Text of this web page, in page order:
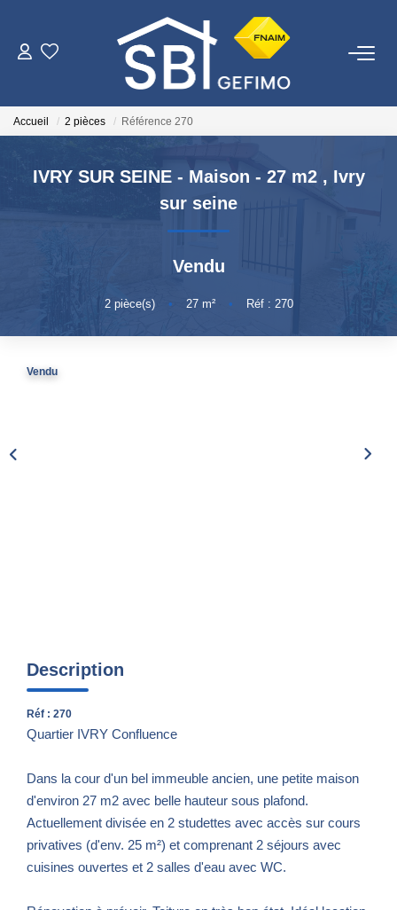
ACHETER
ESTIMER
NOTRE AGENCE
Accueil 2 pièces Référence 270
IVRY SUR SEINE - Maison - 27 m2 , Ivry
sur seine
Vendu
2pièce(s) • 27m² • Réf : 270
Vendu
Description
Réf : 270
Quartier IVRY Confluence
Dans la cour d'un bel immeuble ancien, une petite maison
d'environ 27 m2 avec belle hauteur sous plafond.
Actuellement divisée en 2 studettes avec accès sur cours
privatives (d'env. 25 m²) et comprenant 2 séjours avec
cuisines ouvertes et 2 salles d'eau avec WC.